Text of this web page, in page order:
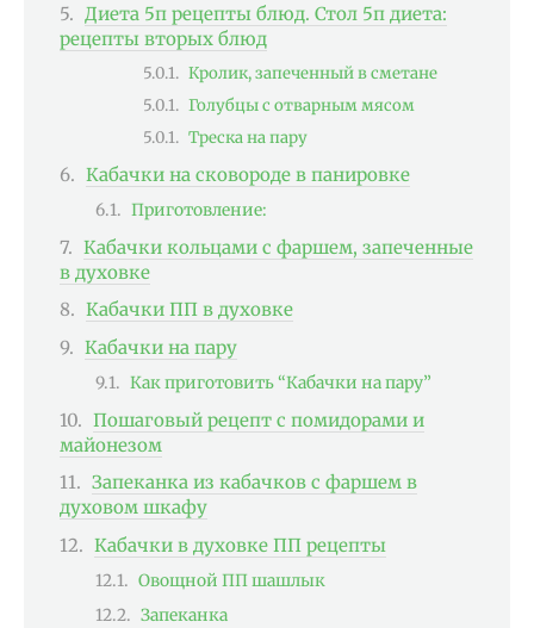
Диета 5п рецепты блюд. Стол 5п диета:
рецепты вторых блюд
Кролик, запеченный в сметане
Голубцы с отварным мясом
Треска на пару
Кабачки на сковороде в панировке
Приготовление:
Кабачки кольцами с фаршем, запеченные
в духовке
Кабачки ПП в духовке
Кабачки на пару
Как приготовить “Кабачки на пару”
Пошаговый рецепт с помидорами и
майонезом
Запеканка из кабачков с фаршем в
духовом шкафу
Кабачки в духовке ПП рецепты
Овощной ПП шашлык
Запеканка